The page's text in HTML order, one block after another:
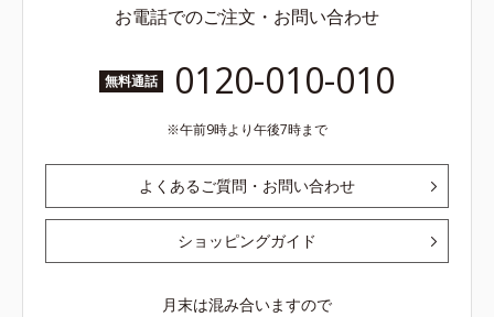
お電話でのご注文・お問い合わせ
無料通話 0120-010-010
午前9時より午後7時まで
よくあるご質問・お問い合わせ
ショッピングガイド
月末は混み合いますので